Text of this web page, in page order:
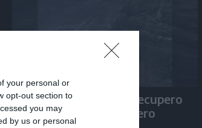
your personal or
opt-out section to
you may
by us or personal
Ortles: spettacolare recupero
in parete con l'elicottero